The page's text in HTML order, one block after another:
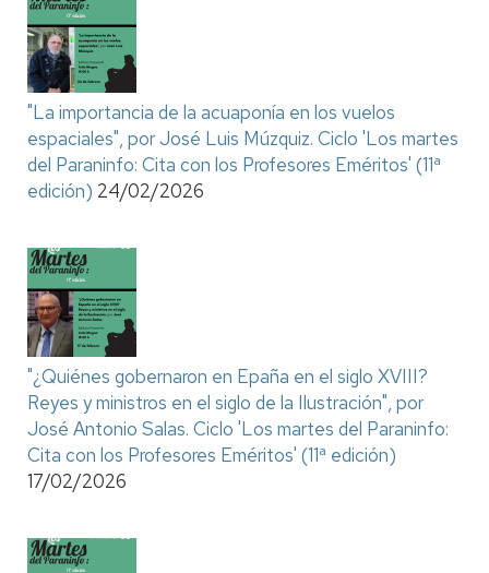
"La importancia de la acuaponía en los vuelos
espaciales", por José Luis Múzquiz. Ciclo 'Los martes
del Paraninfo: Cita con los Profesores Eméritos' (11ª
edición) 24/02/2026
"¿Quiénes gobernaron en Epaña en el siglo XVIII?
Reyes y ministros en el siglo de la Ilustración", por
José Antonio Salas. Ciclo 'Los martes del Paraninfo:
Cita con los Profesores Eméritos' (11ª edición)
17/02/2026